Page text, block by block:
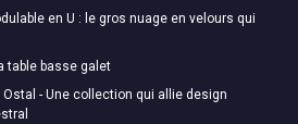
en U : le gros nuage en velours qui
table basse galet
Ostal - Une collection qui allie design